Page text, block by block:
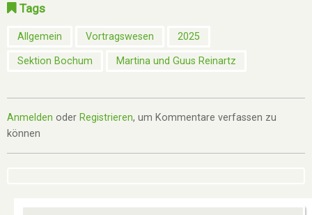
Tags
Allgemein Vortragswesen 2025
Sektion Bochum Martina und Guus Reinartz
Anmelden oder Registrieren, um Kommentare verfassen zu
können